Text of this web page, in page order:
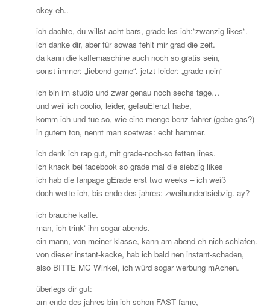
okey eh..
ich dachte, du willst acht bars, grade les ich:“zwanzig likes“.
ich danke dir, aber für sowas fehlt mir grad die zeit.
da kann die kaffemaschine auch noch so gratis sein,
sonst immer: „liebend gerne“. jetzt leider: „grade nein“
ich bin im studio und zwar genau noch sechs tage…
und weil ich coolio, leider, gefauElenzt habe,
komm ich und tue so, wie eine menge benz-fahrer (gebe gas?)
in gutem ton, nennt man soetwas: echt hammer.
ich denk ich rap gut, mit grade-noch-so fetten lines.
ich knack bei facebook so grade mal die siebzig likes
ich hab die fanpage gErade erst two weeks – ich weiß
doch wette ich, bis ende des jahres: zweihundertsiebzig. ay?
ich brauche kaffe.
man, ich trink‘ ihn sogar abends.
ein mann, von meiner klasse, kann am abend eh nich schlafen.
von dieser instant-kacke, hab ich bald nen instant-schaden,
also BITTE MC Winkel, ich würd sogar werbung mAchen.
überlegs dir gut:
am ende des jahres bin ich schon FAST fame,